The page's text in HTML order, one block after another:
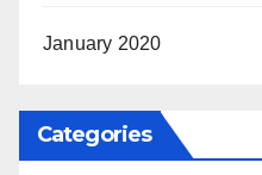
January 2020
Categories